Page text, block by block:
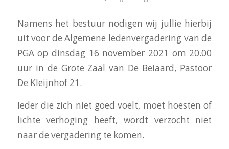
Namens het bestuur nodigen wij jullie hierbij
uit voor de Algemene ledenvergadering van de
PGAop dinsdag 16 november 2021 om 20.00
uur in de Grote Zaal van De Beiaard, Pastoor
De Kleijnhof 21.
Ieder die zich niet goed voelt, moet hoesten of
lichte verhoging heeft, wordt verzocht niet
naar de vergadering te komen.